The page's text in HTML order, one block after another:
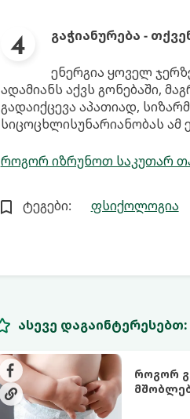
გაჭიანურება -
ენერგია ყოველ
ადამიანს აქვს გონებაში,
გადაიქცევა აპათიად,
სიცოცხლისუნარიანობას ამ
როგორ იზრუნოთ საკუთარ
ტეგები: ფსიქოლოგია
ასევე დაგაინტერესებთ:
როგორ